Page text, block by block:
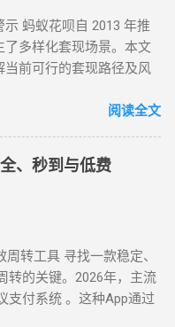
拟订单 ：选购电子卡券、
模拟物流确认 ：商家提
击 “确认收货”。 快速回
单笔限额，是 “花呗套现教
深度风控账户：代付模
仅能支付 20-100 元或完
成为终极解决方案。 操
二维码。 扫码代付 ：用
成支付。 资金流转 ：商
入用户账户。此方法突破
能实现套现，是...
录。 据 2024 年央行数
同比增长 37%，部分用
。 二、2025 年花呗取现
现花呗额度直接取现至银
：打开支付宝 APP → 点
「备用金」开通入口。
实时同步（部分用户享
验证流程 ：按提示完成
划转 ：输入取现金额
步扣减，还款与花呗账
。 备用金年化利率 7.2%
通常达 10%-15%）。
蚂蚁花呗自 2013 年推
多样化套现场景。本文
前可行的套现路径及风
）。 二、2025 年花呗套
扫码套现 操作流程 ：
（需查验营业执照）；
实时返现至支付宝 / 微
简 劣势 ：手续费偏高，
作流程 ： 在淘宝 / 天猫
单笔≤5000 元）； 通过
，资金秒到银行卡。 优势
阅读全文
、秒到与低费
转工具 寻找一款稳定、
转的关键。2026年，主流
支付系统 。这种App通过